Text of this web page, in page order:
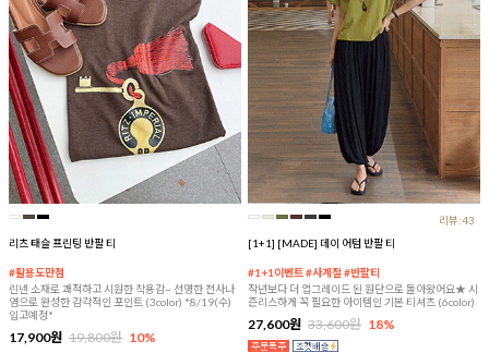
리츠 태슬 프린팅 반팔 티
#활용도만점
린넨 소재로 쾌적하고 시원한 착용감~ 선명한 전사나
염으로 완성한 감각적인 포인트 (3color) *8/19(수)
입고예정*
17,900원 19,800원 10%
리뷰:43
[1+1] [MADE] 데이 어텀 반팔 티
#1+1이벤트 #사계절 #반팔티
작년보다 더 업그레이드 된 원단으로 돌아왔어요★ 시
즌리스하게 꼭 필요한 아이템인 기본 티셔츠 (6color)
27,600원 33,600원 18%